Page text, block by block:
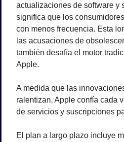
actualizaciones de software y
significa que los
con menos frecuencia. Esta
las acusaciones de
también desafía el motor
Apple.
A medida que las
ralentizan, Apple confía cada
de servicios y suscripciones
El plan a largo plazo incluye